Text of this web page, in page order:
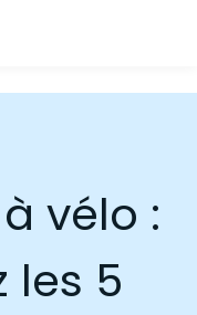
vélo :
les 5